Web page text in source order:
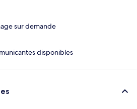
sur demande
disponibles